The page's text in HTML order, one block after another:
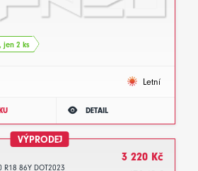
jen 2 ks
Letní
DETAIL
VÝPRODEJ
R18 86Y DOT2023
3 220 Kč